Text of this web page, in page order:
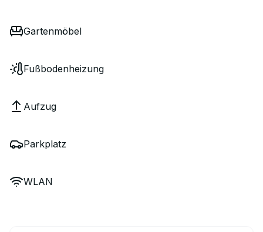
Gartenmöbel
Fußbodenheizung
Aufzug
Parkplatz
WLAN